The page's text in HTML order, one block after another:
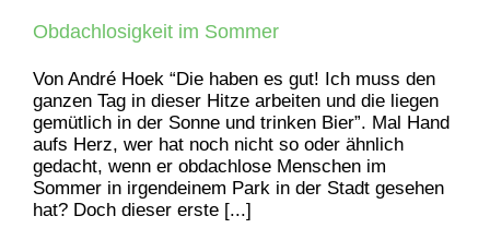
Obdachlosigkeit im Sommer
Von André Hoek “Die haben es gut! Ich muss den
ganzen Tag in dieser Hitze arbeiten und die liegen
gemütlich in der Sonne und trinken Bier”. Mal Hand
aufs Herz, wer hat noch nicht so oder ähnlich
gedacht, wenn er obdachlose Menschen im
Sommer in irgendeinem Park in der Stadt gesehen
hat? Doch dieser erste [...]